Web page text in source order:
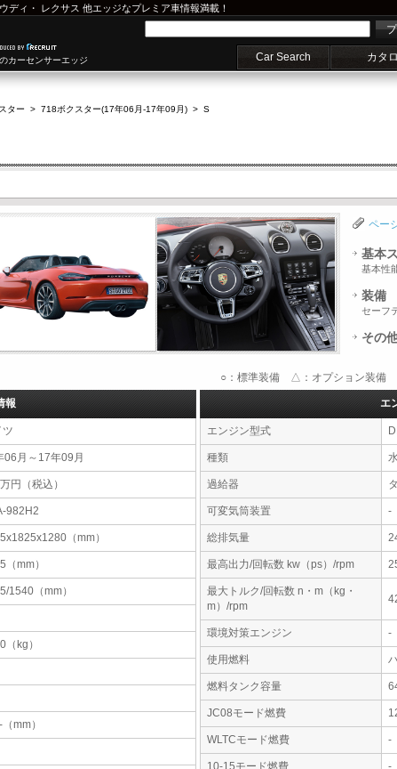
ディ ・ レクサス 他エッジなプレミア車情報満載！
カーセンサーエッジ Car Search カタ
ター > 718ボクスター(17年06月-17年09月) > S
ペー
基本
基本性
装備
セーフ
その
○：標準装備 △：オプション装備 -
報
ツ
06月～17年09月
円（税込）
982H2
（mm）
（mm）
1540（mm）
（kg）
mm）
エ
エンジン型式
種類
過給器
可変気筒装置 -
総排気量
最高出力/回転数 kw（ps）/rpm
最大トルク/回転数 n・m（kg・
m）/rpm
環境対策エンジン -
使用燃料
燃料タンク容量
JC08モード燃費
WLTCモード燃費 -
10-15モード燃費 -